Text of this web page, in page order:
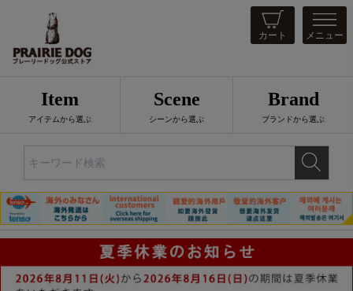
カート メニュー
Item
アイテムから選ぶ
Scene
シーンから選ぶ
Brand
ブランドから選ぶ